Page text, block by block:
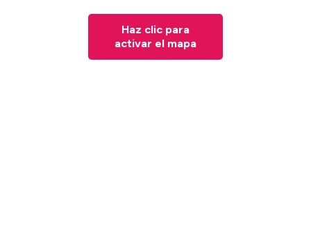
Haz clic para
activar el mapa